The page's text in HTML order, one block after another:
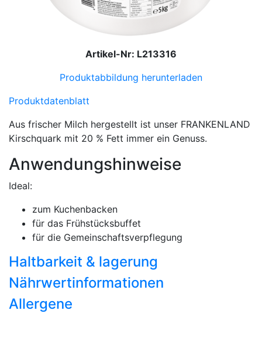
Artikel-Nr: L213316
Produktabbildung herunterladen
Produktdatenblatt
Aus frischer Milch hergestellt ist unser FRANKENLAND
Kirschquark mit 20 % Fett immer ein Genuss.
Anwendungshinweise
Ideal:
zum Kuchenbacken
für das Frühstücksbuffet
für die Gemeinschaftsverpflegung
Haltbarkeit & lagerung
Nährwertinformationen
Allergene